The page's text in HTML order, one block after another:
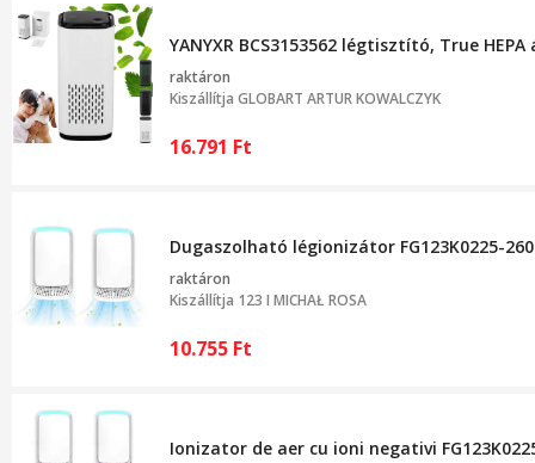
YANYXR BCS3153562 légtisztító, True
raktáron
Kiszállítja GLOBART ARTUR KOWALCZYK
16.791 Ft
Dugaszolható légionizátor FG123K0225-
raktáron
Kiszállítja 123 I MICHAŁ ROSA
10.755 Ft
Ionizator de aer cu ioni negativi